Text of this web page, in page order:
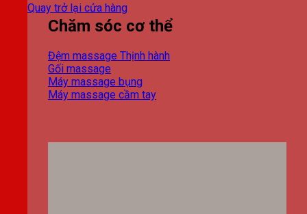
Quay trở lại cửa hàng
Chăm sóc cơ thể
Đệm massage
Gối massage
Máy massage bụng
Máy massage cầm tay